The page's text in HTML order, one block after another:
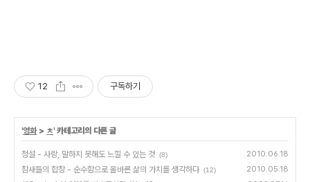
12 구독하기
'영화> ㅊ' 카테고리의 다른 글
청설 - 사랑, 말하지 못해도 느낄 수 있는 것 (8) 2010.06.18
참새들의 합창 - 순수함으로 올바른 삶의 가치를 생각하다 (12) 2010.05.18